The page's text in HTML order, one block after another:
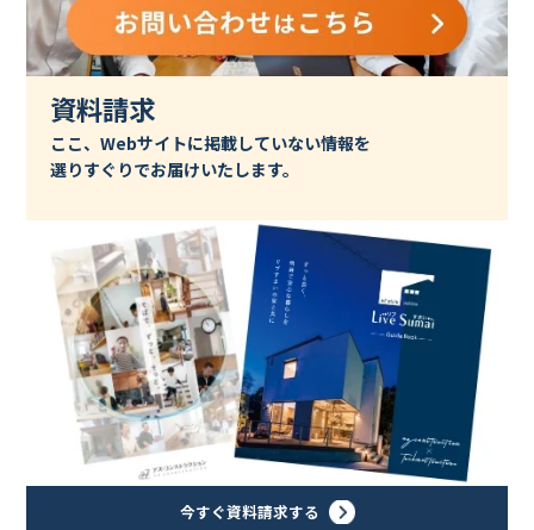
資料請求
ここ、Webサイトに掲載していない情報を
選りすぐりでお届けいたします。
今すぐ資料請求する